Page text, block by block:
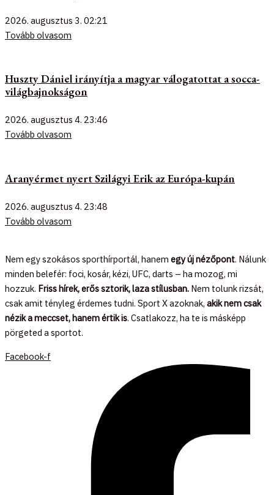
2026. augusztus 3. 02:21
Tovább olvasom
Huszty Dániel irányítja a magyar válogatottat a socca-
világbajnokságon
2026. augusztus 4. 23:46
Tovább olvasom
Aranyérmet nyert Szilágyi Erik az Európa-kupán
2026. augusztus 4. 23:48
Tovább olvasom
Nem egy szokásos sporthírportál, hanem egy új nézőpont. Nálunk
minden belefér: foci, kosár, kézi, UFC, darts – ha mozog, mi
hozzuk. Friss hírek, erős sztorik, laza stílusban. Nem tolunk rizsát,
csak amit tényleg érdemes tudni. Sport X azoknak, akik nem csak
nézik a meccset, hanem értik is. Csatlakozz, ha te is másképp
pörgeted a sportot.
Facebook-f